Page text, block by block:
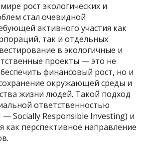
рост экологических и
стал очевидной
активного участия как
так и отдельных
в экологичные и
проекты — это не
финансовый рост, но и
окружающей среды и
жизни людей. Такой подход
ответственностью
— Socially Responsible Investing) и
как перспективное направление